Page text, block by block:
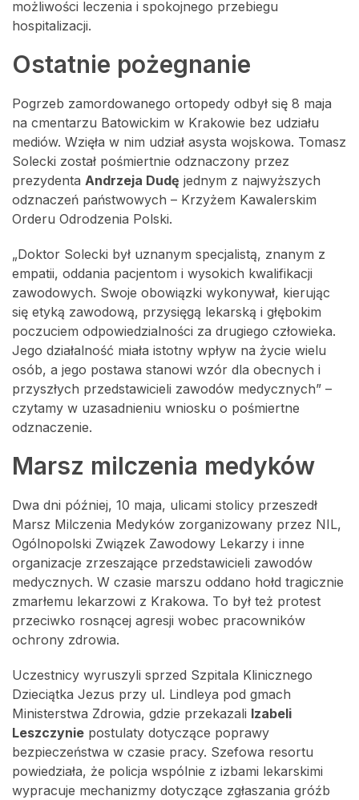
możliwości leczenia i spokojnego przebiegu
hospitalizacji.
Ostatnie pożegnanie
Pogrzeb zamordowanego ortopedy odbył się 8 maja
na cmentarzu Batowickim w Krakowie bez udziału
mediów. Wzięła w nim udział asysta wojskowa. Tomasz
Solecki został pośmiertnie odznaczony przez
prezydenta Andrzeja Dudę jednym z najwyższych
odznaczeń państwowych – Krzyżem Kawalerskim
Orderu Odrodzenia Polski.
„Doktor Solecki był uznanym specjalistą, znanym z
empatii, oddania pacjentom i wysokich kwalifikacji
zawodowych. Swoje obowiązki wykonywał, kierując
się etyką zawodową, przysięgą lekarską i głębokim
poczuciem odpowiedzialności za drugiego człowieka.
Jego działalność miała istotny wpływ na życie wielu
osób, a jego postawa stanowi wzór dla obecnych i
przyszłych przedstawicieli zawodów medycznych” –
czytamy w uzasadnieniu wniosku o pośmiertne
odznaczenie.
Marsz milczenia medyków
Dwa dni później, 10 maja, ulicami stolicy przeszedł
Marsz Milczenia Medyków zorganizowany przez NIL,
Ogólnopolski Związek Zawodowy Lekarzy i inne
organizacje zrzeszające przedstawicieli zawodów
medycznych. W czasie marszu oddano hołd tragicznie
zmarłemu lekarzowi z Krakowa. To był też protest
przeciwko rosnącej agresji wobec pracowników
ochrony zdrowia.
Uczestnicy wyruszyli sprzed Szpitala Klinicznego
Dzieciątka Jezus przy ul. Lindleya pod gmach
Ministerstwa Zdrowia, gdzie przekazali Izabeli
Leszczynie postulaty dotyczące poprawy
bezpieczeństwa w czasie pracy. Szefowa resortu
powiedziała, że policja wspólnie z izbami lekarskimi
wypracuje mechanizmy dotyczące zgłaszania gróźb